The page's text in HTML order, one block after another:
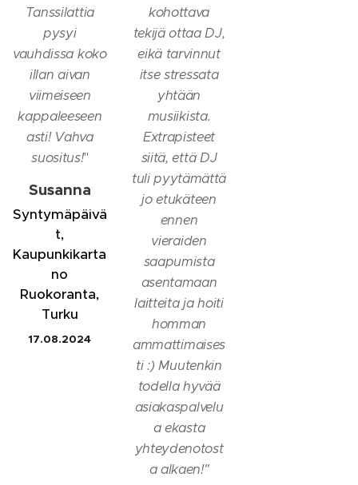
Tanssilattia
pysyi
vauhdissa koko
illan aivan
viimeiseen
kappaleeseen
asti! Vahva
suositus!"
Susanna
Syntymäpäivä
t,
Kaupunkikarta
no
Ruokoranta,
Turku
17.08.2024
kohottava
tekijä ottaa DJ,
eikä tarvinnut
itse stressata
yhtään
musiikista.
Extrapisteet
siitä, että DJ
tuli pyytämättä
jo etukäteen
ennen
vieraiden
saapumista
asentamaan
laitteita ja hoiti
homman
ammattimaises
ti :) Muutenkin
todella hyvää
asiakaspalvelu
a ekasta
yhteydenotost
a alkaen!"